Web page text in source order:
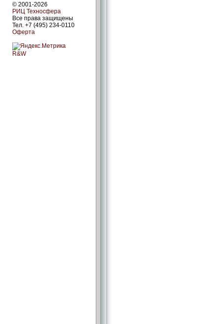
© 2001-2026
РИЦ Техносфера
Все права защищены
Тел. +7 (495) 234-0110
Оферта
R&W